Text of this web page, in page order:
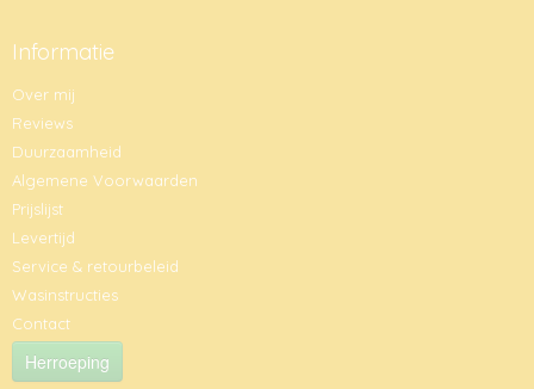
Informatie
Over mij
Reviews
Duurzaamheid
Algemene Voorwaarden
Prijslijst
Levertijd
Service & retourbeleid
Wasinstructies
Contact
Herroeping